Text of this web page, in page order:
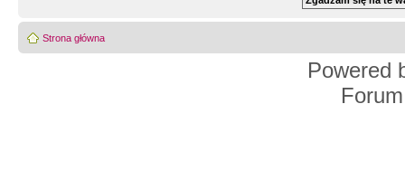
Strona główna
Powered